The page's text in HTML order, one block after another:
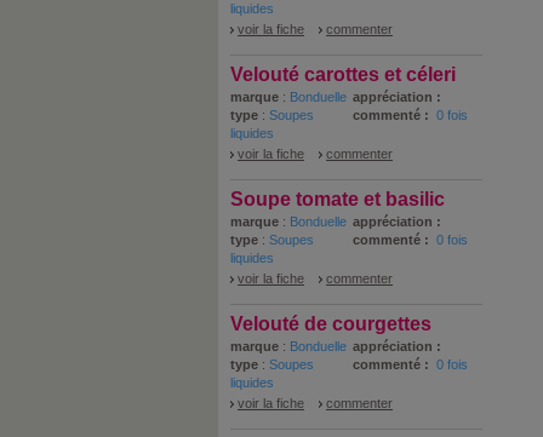
liquides
voir la fiche commenter
Velouté carottes et céleri
marque : Bonduelle appréciation :
type : Soupes
liquides
commenté : 0 fois
voir la fiche commenter
Soupe tomate et basilic
marque : Bonduelle appréciation :
type : Soupes
liquides
commenté : 0 fois
voir la fiche commenter
Velouté de courgettes
marque : Bonduelle appréciation :
type : Soupes
liquides
commenté : 0 fois
voir la fiche commenter